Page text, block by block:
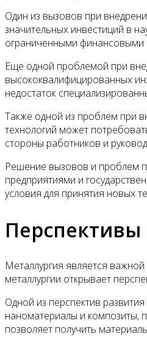
Один из вызовов при
значительных инвестиций в
ограниченными финансовыми
Еще одной проблемой при
высококвалифицированных
недостаток
Также одной из проблем при
технологий может
стороны работников и
Решение вызовов и проблем
предприятиями и
условия для принятия новых
Перспективы
Металлургия является
металлургии открывает
Одной из перспектив
наноматериалы и композиты,
позволяет получить